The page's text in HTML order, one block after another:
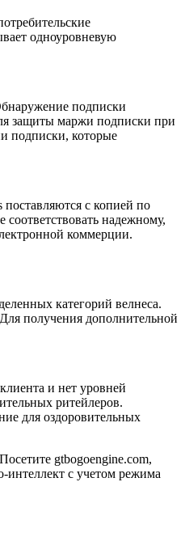
одноуровневую
подписки
защиты маржи подписки при
подписки, которые
с копией по
надежному,
коммерции.
категорий велнеса.
получения дополнительной
и нет уровней
ритейлеров.
для оздоровительных
gtbogoengine.com,
интеллект с учетом режима